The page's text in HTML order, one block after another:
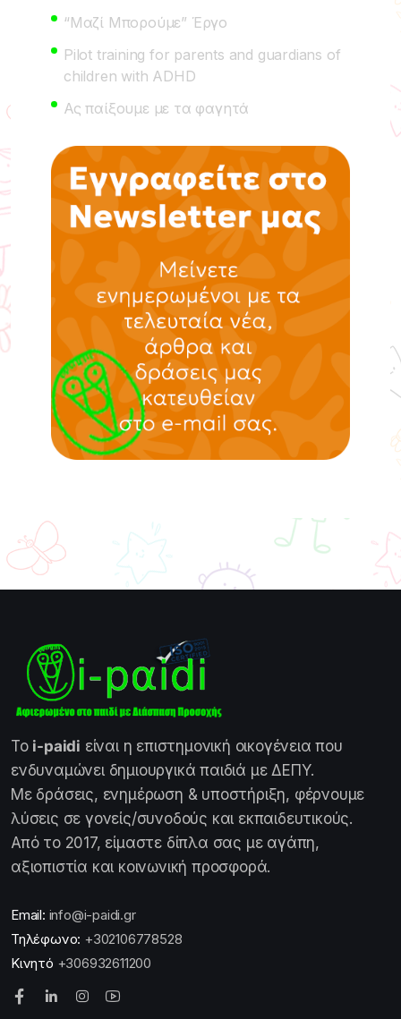
“Μαζί Μπορούμε” Έργο
Pilot training for parents and guardians of
children with ADHD
Ας παίξουμε με τα φαγητά
Το i-paidi είναι η επιστημονική οικογένεια που
ενδυναμώνει δημιουργικά παιδιά με ΔΕΠΥ.
Με δράσεις, ενημέρωση & υποστήριξη, φέρνουμε
λύσεις σε γονείς/συνοδούς και εκπαιδευτικούς.
Από το 2017, είμαστε δίπλα σας με αγάπη,
αξιοπιστία και κοινωνική προσφορά.
Email: info@i-paidi.gr
Τηλέφωνο: +302106778528
Κινητό +306932611200